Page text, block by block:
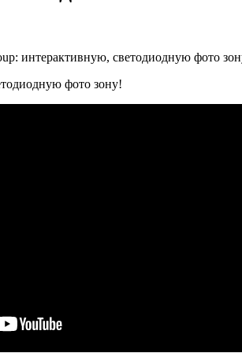
интерактивную, светодиодную фото
фото зону!